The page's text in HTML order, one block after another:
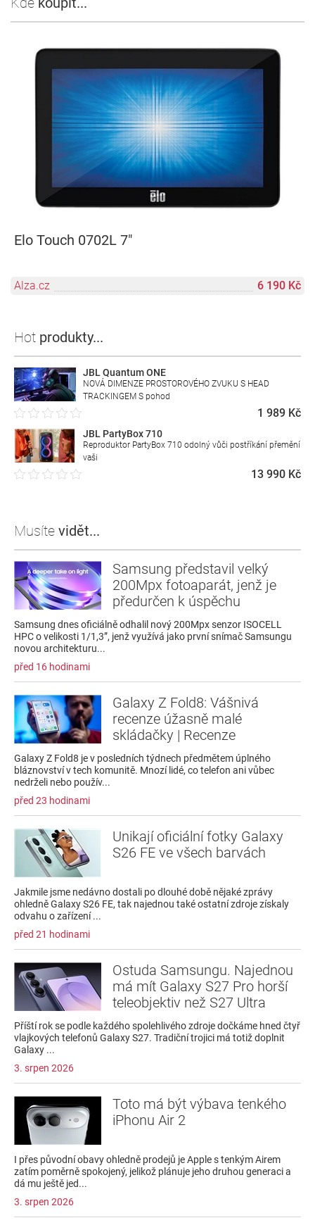
Elo Touch 0702L 7"
Alza.cz 6 190 Kč
Hot produkty...
JBL Quantum ONE
NOVÁ DIMENZE PROSTOROVÉHO ZVUKU S HEAD
TRACKINGEM S pohod
1 989 Kč
JBL PartyBox 710
Reproduktor PartyBox 710 odolný vůči postříkání přemění
vaši
13 990 Kč
Musíte vidět...
Samsung představil velký
200Mpx fotoaparát, jenž je
předurčen k úspěchu
Samsung dnes oficiálně odhalil nový 200Mpx senzor ISOCELL
HPC o velikosti 1/1,3”, jenž využívá jako první snímač Samsungu
novou architekturu...
před 16 hodinami
Galaxy Z Fold8: Vášnivá
recenze úžasně malé
skládačky | Recenze
Galaxy Z Fold8 je v posledních týdnech předmětem úplného
bláznovství v tech komunitě. Mnozí lidé, co telefon ani vůbec
nedrželi nebo použív...
před 23 hodinami
Unikají oficiální fotky Galaxy
S26 FE ve všech barvách
Jakmile jsme nedávno dostali po dlouhé době nějaké zprávy
ohledně Galaxy S26 FE, tak najednou také ostatní zdroje získaly
odvahu o zařízení ...
před 21 hodinami
Ostuda Samsungu. Najednou
má mít Galaxy S27 Pro horší
teleobjektiv než S27 Ultra
Příští rok se podle každého spolehlivého zdroje dočkáme hned čtyř
vlajkových telefonů Galaxy S27. Tradiční trojici má totiž doplnit
Galaxy ...
3. srpen 2026
Toto má být výbava tenkého
iPhonu Air 2
I přes původní obavy ohledně prodejů je Apple s tenkým Airem
zatím poměrně spokojený, jelikož plánuje jeho druhou generaci a
dá mu ještě jed...
3. srpen 2026